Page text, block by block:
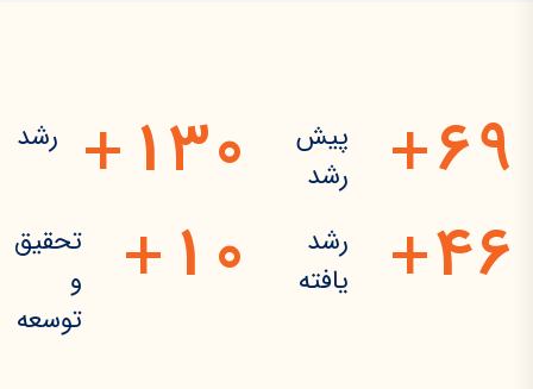
69
+
پیش
رشد
130
+ رشد
46
+
رشد
یافته
1 0
+
تحقیق
و
توسعه